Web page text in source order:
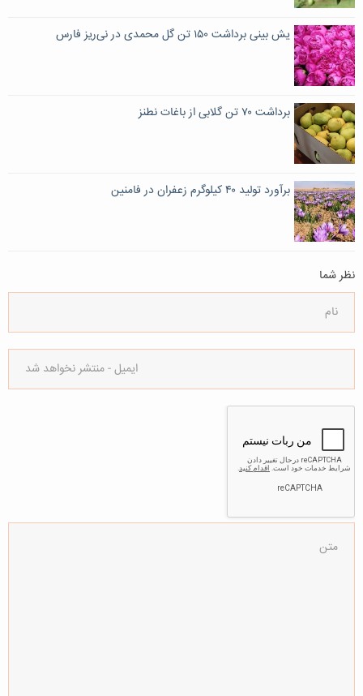
یش بینی برداشت ۱۵۰ تن گل محمدی در نی‌ریز فارس
برداشت ۷۰ تن گلابی از باغات نطنز
برآورد تولید ۴۰ کیلوگرم زعفران در فامنین
نظر شما